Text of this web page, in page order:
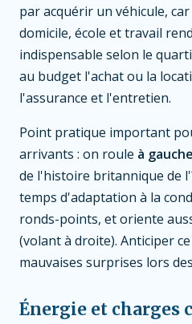
par acquérir un véhicule,
domicile, école et travail
indispensable selon le
au budget l'achat ou la
l'assurance et l'entretien.
Point pratique important
arrivants : on roule à gauche
de l'histoire britannique de
temps d'adaptation à la
ronds-points, et oriente
(volant à droite). Anticiper
mauvaises surprises lors
Énergie et charges